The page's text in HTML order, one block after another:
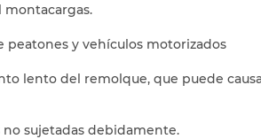
montacargas.
peatones y vehículos motorizados
lento del remolque, que puede
no sujetadas debidamente.